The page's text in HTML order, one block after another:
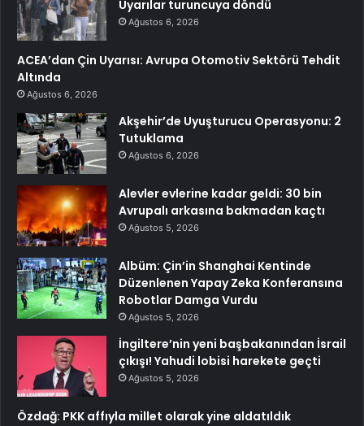
Uyarılar turuncuya döndü
Ağustos 6, 2026
ACEA’dan Çin Uyarısı: Avrupa Otomotiv Sektörü Tehdit
Altında
Ağustos 6, 2026
Akşehir’de Uyuşturucu Operasyonu: 2
Tutuklama
Ağustos 6, 2026
Alevler evlerine kadar geldi: 30 bin
Avrupalı arkasına bakmadan kaçtı
Ağustos 5, 2026
Albüm: Çin’in Shanghai Kentinde
Düzenlenen Yapay Zeka Konferansına
Robotlar Damga Vurdu
Ağustos 5, 2026
İngiltere’nin yeni başbakanından İsrail
çıkışı! Yahudi lobisi harekete geçti
Ağustos 5, 2026
Özdağ: PKK affıyla millet olarak yine aldatıldık